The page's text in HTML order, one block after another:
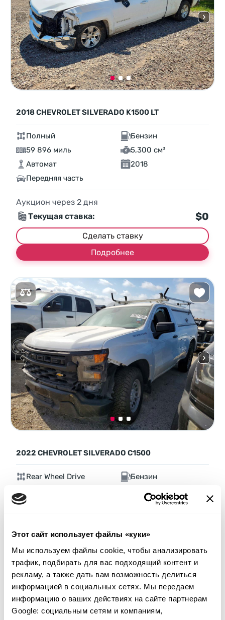
Этот сайт использует файлы «куки»
Мы используем файлы cookie, чтобы анализировать
трафик, подбирать для вас подходящий контент и
рекламу, а также дать вам возможность делиться
информацией в социальных сетях. Мы передаем
информацию о ваших действиях на сайте партнерам
Google: социальным сетям и компаниям,
2018 CHEVROLET SILVERADO K1500 LT
Полный
Бензин
59 896 миль
5,300 см³
Автомат
2018
Передняя часть
Аукцион через 2 дня
Текущая ставка:
$0
Сделать ставку
Подробнее
2022 CHEVROLET SILVERADO C1500
Rear Wheel Drive
Бензин
2,700 см³
Автомат
2022
Текущая ставка:
$0
Сделать ставку